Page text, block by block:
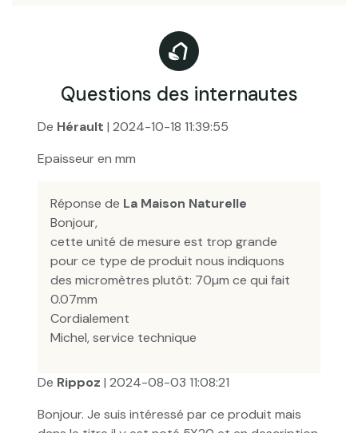
Questions des internautes
De Hérault | 2024-10-18 11:39:55
Epaisseur en mm
Réponse de La Maison Naturelle
Bonjour,
cette unité de mesure est trop grande
pour ce type de produit nous indiquons
des micromètres plutôt: 70µm ce qui fait
0.07mm
Cordialement
Michel, service technique
De Rippoz | 2024-08-03 11:08:21
Bonjour. Je suis intéressé par ce produit mais